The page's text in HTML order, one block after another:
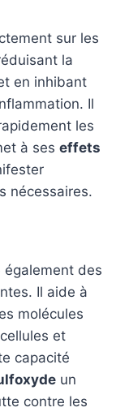
sur les
la
en inhibant
Il
les
à ses effets
nécessaires.
également des
Il aide à
molécules
et
capacité
un
contre les